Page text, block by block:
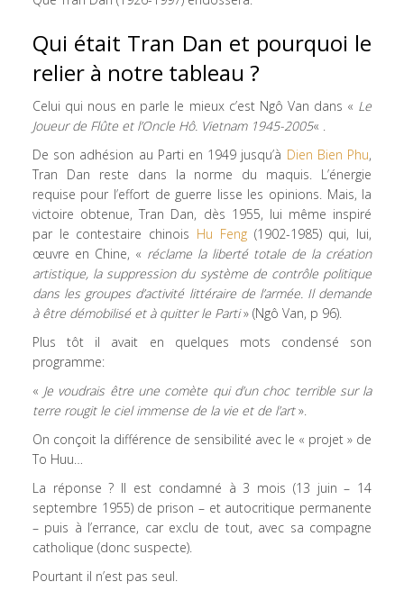
Qui était Tran Dan et pourquoi le
relier à notre tableau ?
Celui qui nous en parle le mieux c’est Ngô Van dans « Le
Joueur de Flûte et l’Oncle Hô. Vietnam 1945-2005« .
De son adhésion au Parti en 1949 jusqu’à Dien Bien Phu,
Tran Dan reste dans la norme du maquis. L’énergie
requise pour l’effort de guerre lisse les opinions. Mais, la
victoire obtenue, Tran Dan, dès 1955, lui même inspiré
par le contestaire chinois Hu Feng(1902-1985) qui, lui,
œuvre en Chine, « réclame la liberté totale de la création
artistique, la suppression du système de contrôle politique
dans les groupes d’activité littéraire de l’armée. Il demande
à être démobilisé et à quitter le Parti» (Ngô Van, p 96).
Plus tôt il avait en quelques mots condensé son
programme:
« Je voudrais être une comète qui d’un choc terrible sur la
terre rougit le ciel immense de la vie et de l’art».
On conçoit la différence de sensibilité avec le « projet » de
To Huu…
La réponse ? Il est condamné à 3 mois (13 juin – 14
septembre 1955) de prison – et autocritique permanente
– puis à l’errance, car exclu de tout, avec sa compagne
catholique (donc suspecte).
Pourtant il n’est pas seul.